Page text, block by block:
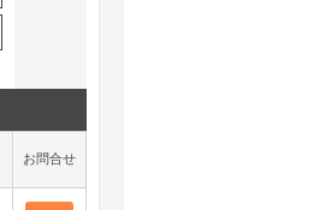
お問合せ